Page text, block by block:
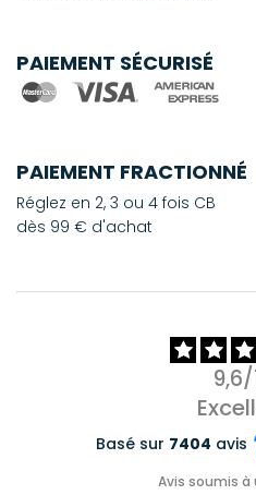
PAIEMENT SÉCURISÉ
PAIEMENT FRACTIONNÉ
Réglez en 2, 3 ou 4 fois CB
dès 99 € d'achat
9,6/
Basé sur 7404 avis
Avis soumis à